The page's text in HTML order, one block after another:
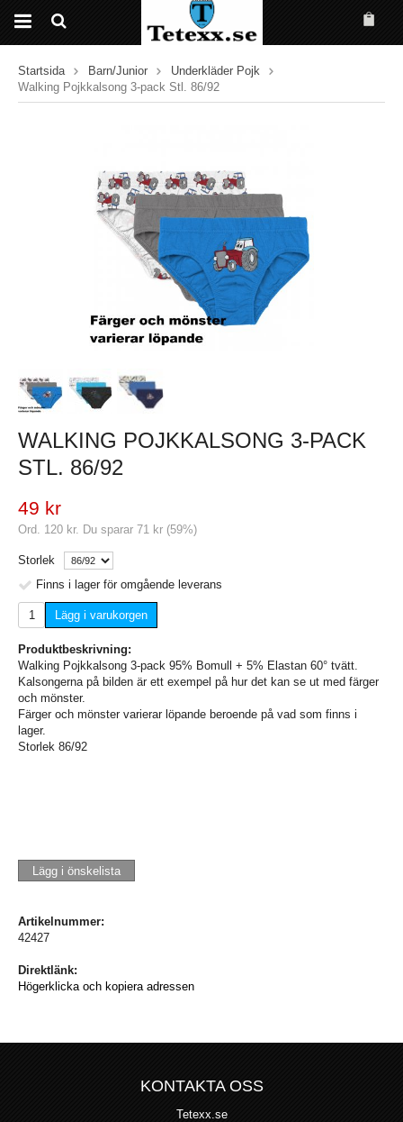
Startsida Barn/Junior
Underkläder Pojk
Walking Pojkkalsong 3-pack Stl. 86/92
WALKING POJKKALSONG 3-PACK
STL. 86/92
49 kr
Ord. 120 kr. Du sparar 71 kr (59%)
Storlek
Finns i lager för omgående leverans
Lägg i varukorgen
Produktbeskrivning:
Walking Pojkkalsong 3-pack 95% Bomull + 5% Elastan 60° tvätt.
Kalsongerna på bilden är ett exempel på hur det kan se ut med färger
och mönster.
Färger och mönster varierar löpande beroende på vad som finns i
lager.
Storlek 86/92
Lägg i önskelista
Artikelnummer:
42427
Direktlänk:
Högerklicka och kopiera adressen
KONTAKTA OSS
Tetexx.se